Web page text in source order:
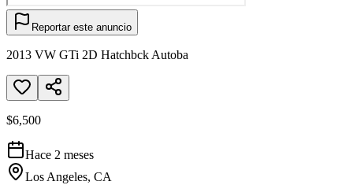
Reportar este anuncio
2013 VW GTi 2D Hatchbck Autoba
$6,500
Hace 2 meses
Los Angeles, CA